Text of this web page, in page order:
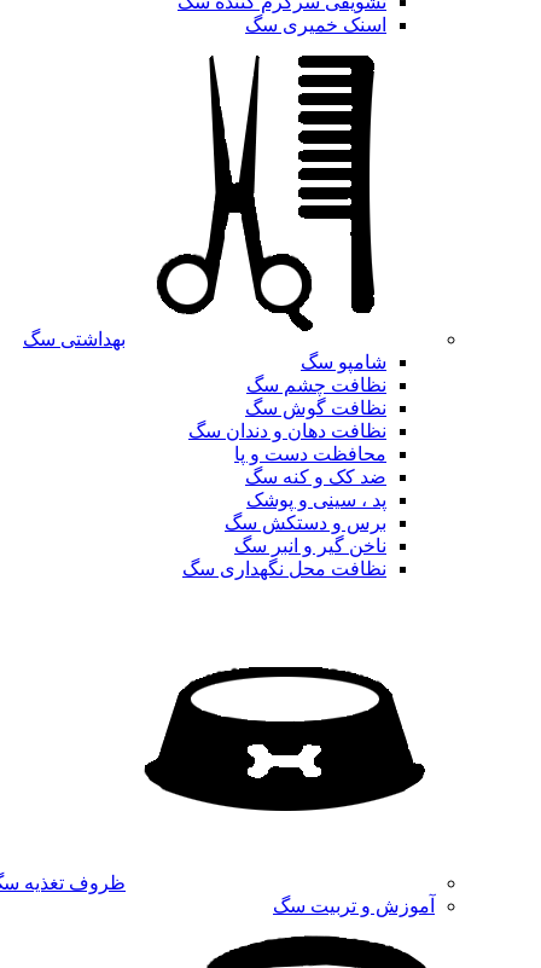
اسنک خمیری سگ
بهداشتی سگ
شامپو سگ
نظافت چشم سگ
نظافت گوش سگ
نظافت دهان و دندان سگ
محافظت دست و پا
ضد کک و کنه سگ
پد ، سینی و پوشک
برس و دستکش سگ
ناخن گیر و انبر سگ
نظافت محل نگهداری سگ
ظروف تغذیه
آموزش و تربیت سگ